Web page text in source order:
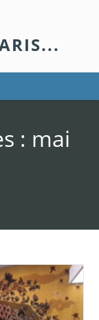
: mai